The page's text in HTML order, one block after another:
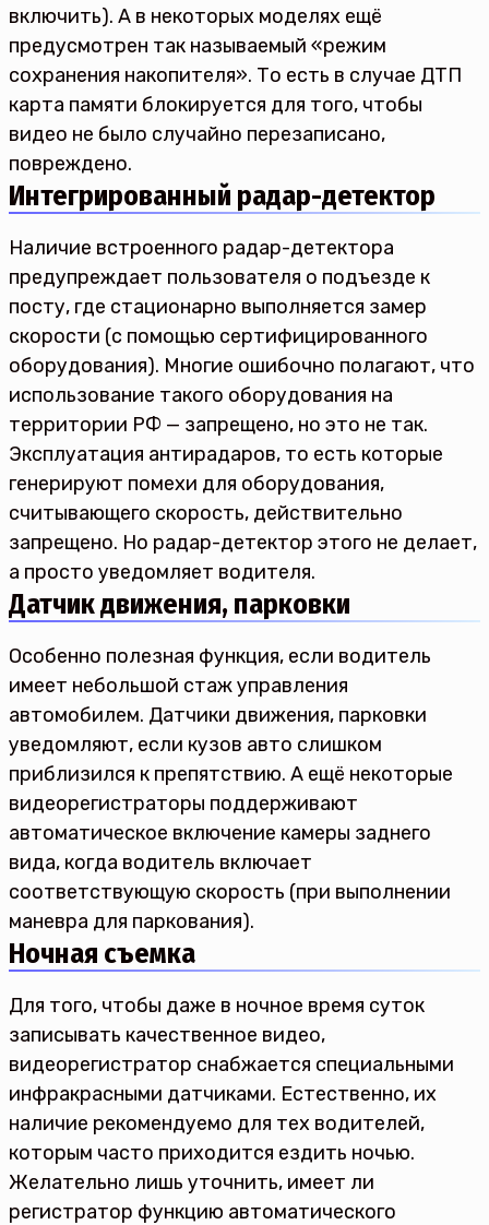
включить). А в некоторых моделях ещё
предусмотрен так называемый «режим
сохранения накопителя». То есть в случае ДТП
карта памяти блокируется для того, чтобы
видео не было случайно перезаписано,
повреждено.
Интегрированный радар-детектор
Наличие встроенного радар-детектора
предупреждает пользователя о подъезде к
посту, где стационарно выполняется замер
скорости (с помощью сертифицированного
оборудования). Многие ошибочно полагают, что
использование такого оборудования на
территории РФ — запрещено, но это не так.
Эксплуатация антирадаров, то есть которые
генерируют помехи для оборудования,
считывающего скорость, действительно
запрещено. Но радар-детектор этого не делает,
а просто уведомляет водителя.
Датчик движения, парковки
Особенно полезная функция, если водитель
имеет небольшой стаж управления
автомобилем. Датчики движения, парковки
уведомляют, если кузов авто слишком
приблизился к препятствию. А ещё некоторые
видеорегистраторы поддерживают
автоматическое включение камеры заднего
вида, когда водитель включает
соответствующую скорость (при выполнении
маневра для паркования).
Ночная съемка
Для того, чтобы даже в ночное время суток
записывать качественное видео,
видеорегистратор снабжается специальными
инфракрасными датчиками. Естественно, их
наличие рекомендуемо для тех водителей,
которым часто приходится ездить ночью.
Желательно лишь уточнить, имеет ли
регистратор функцию автоматического